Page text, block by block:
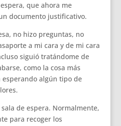
que ahora me
documento justificativo.
no hizo preguntas, no
a mi cara y de mi cara
siguió tratándome de
como la cosa más
esperando algún tipo de
de espera. Normalmente,
para recoger los